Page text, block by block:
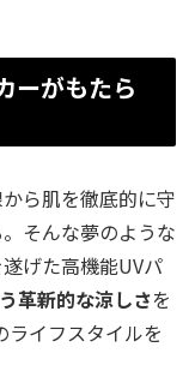
ーがもたら
ら肌を徹底的に守
そんな夢のような
げた高機能UVパ
革新的な涼しさを
ライフスタイルを